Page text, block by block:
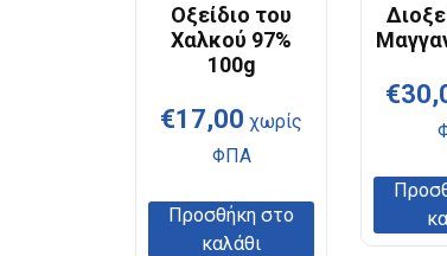
Οξείδιο του
Χαλκού 97%
100g
€17,00 χωρίς
ΦΠΑ
Προσθήκη στο
καλάθι
€